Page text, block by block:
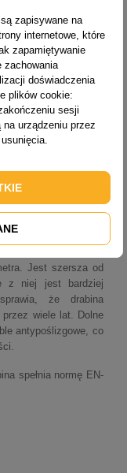
11,8
33,8
8716, 8718, 8720
przeznaczone do
profesjonalna Forte
Jest szersza od
z niej jest bardziej
że drabina
wiele lat. Dolne
antypoślizgowe, co
spełnia normę EN-
zapisywane na
internetowe, które
zapamiętywanie
zachowania
doświadczenia
plików cookie:
sesji
urządzeniu przez